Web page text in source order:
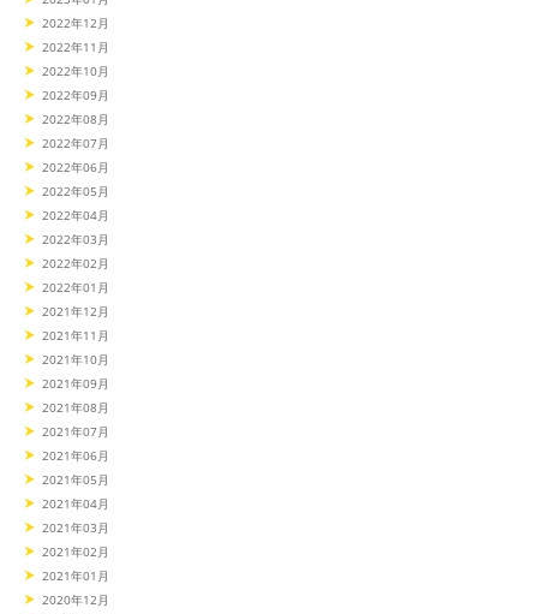
2022年12月
2022年11月
2022年10月
2022年09月
2022年08月
2022年07月
2022年06月
2022年05月
2022年04月
2022年03月
2022年02月
2022年01月
2021年12月
2021年11月
2021年10月
2021年09月
2021年08月
2021年07月
2021年06月
2021年05月
2021年04月
2021年03月
2021年02月
2021年01月
2020年12月